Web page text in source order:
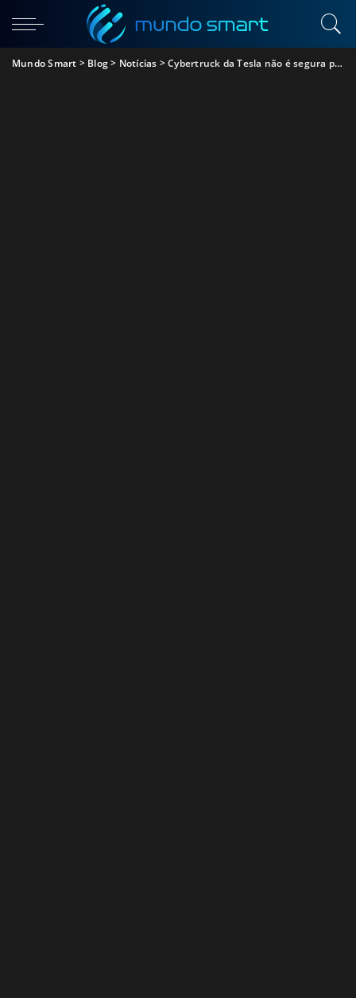
Mundo Smart > Blog> Notícias >Cybertruck da Tesla não é segura para circular na Europa